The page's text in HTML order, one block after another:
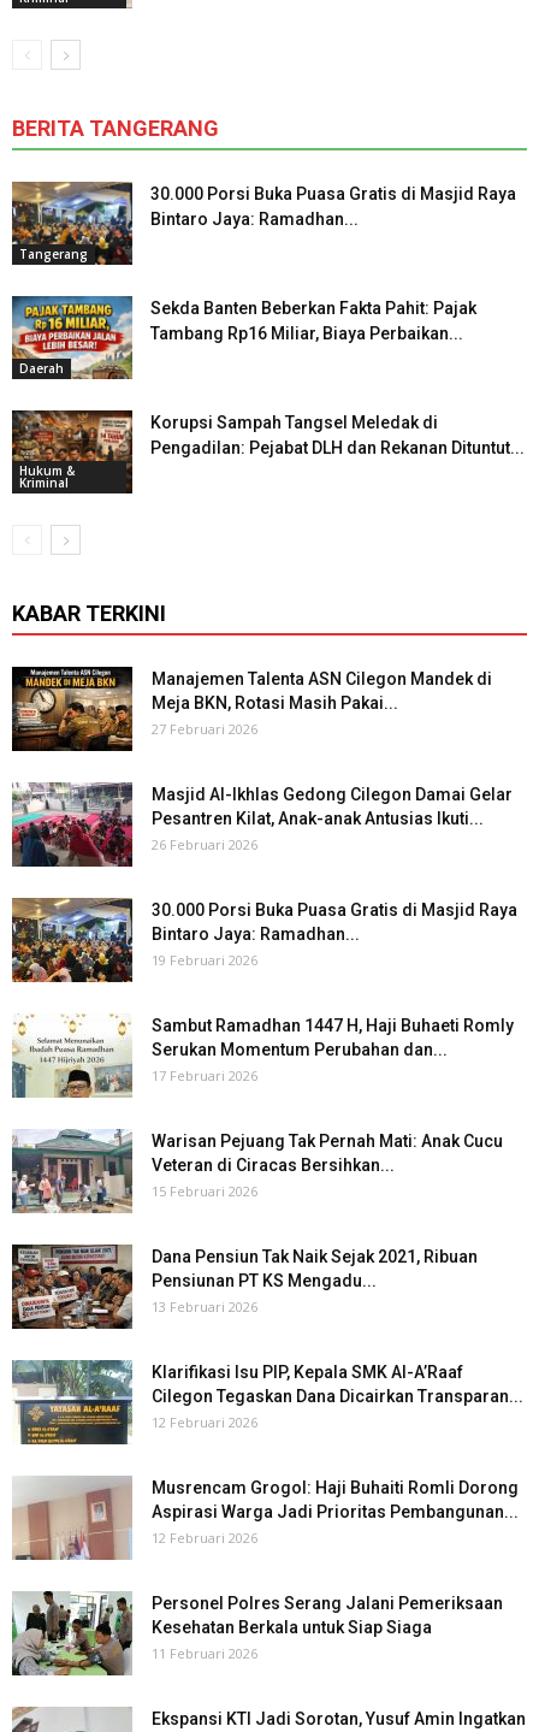
BERITA TANGERANG
Tangerang
30.000 Porsi Buka Puasa Gratis di Masjid Raya
Bintaro Jaya: Ramadhan...
Daerah
Sekda Banten Beberkan Fakta Pahit: Pajak
Tambang Rp16 Miliar, Biaya Perbaikan...
Hukum &
Kriminal
Korupsi Sampah Tangsel Meledak di
Pengadilan: Pejabat DLH dan Rekanan Dituntut...
KABAR TERKINI
Manajemen Talenta ASN Cilegon Mandek di
Meja BKN, Rotasi Masih Pakai...
27 Februari 2026
Masjid Al-Ikhlas Gedong Cilegon Damai Gelar
Pesantren Kilat, Anak-anak Antusias Ikuti...
26 Februari 2026
30.000 Porsi Buka Puasa Gratis di Masjid Raya
Bintaro Jaya: Ramadhan...
19 Februari 2026
Sambut Ramadhan 1447 H, Haji Buhaeti Romly
Serukan Momentum Perubahan dan...
17 Februari 2026
Warisan Pejuang Tak Pernah Mati: Anak Cucu
Veteran di Ciracas Bersihkan...
15 Februari 2026
Dana Pensiun Tak Naik Sejak 2021, Ribuan
Pensiunan PT KS Mengadu...
13 Februari 2026
Klarifikasi Isu PIP, Kepala SMK Al-A’Raaf
Cilegon Tegaskan Dana Dicairkan Transparan...
12 Februari 2026
Musrencam Grogol: Haji Buhaiti Romli Dorong
Aspirasi Warga Jadi Prioritas Pembangunan...
12 Februari 2026
Personel Polres Serang Jalani Pemeriksaan
Kesehatan Berkala untuk Siap Siaga
11 Februari 2026
Ekspansi KTI Jadi Sorotan, Yusuf Amin Ingatkan